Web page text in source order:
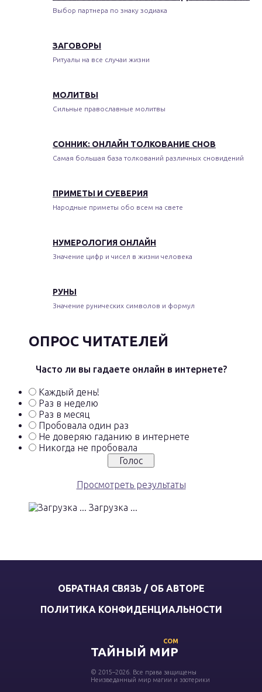
Выбор партнера по знаку зодиака
ЗАГОВОРЫ
Ритуалы на все случаи жизни
МОЛИТВЫ
Сильные православные молитвы
СОННИК: ОНЛАЙН ТОЛКОВАНИЕ СНОВ
Самая большая база толкований различных сновидений
ПРИМЕТЫ И СУЕВЕРИЯ
Народные приметы обо всем на свете
НУМЕРОЛОГИЯ ОНЛАЙН
Значение цифр и чисел в жизни человека
РУНЫ
Значение рунических символов и формул
ОПРОС ЧИТАТЕЛЕЙ
Часто ли вы гадаете онлайн в интернете?
Каждый день!
Раз в неделю
Раз в месяц
Пробовала один раз
Не доверяю гаданию в интернете
Никогда не пробовала
Просмотреть результаты
Загрузка ...
ОБРАТНАЯ СВЯЗЬ / ОБ АВТОРЕ
ПОЛИТИКА КОНФИДЕНЦИАЛЬНОСТИ
ТАЙНЫЙ МИР
COM
© 2015–2026. Все права защищены
Неизведанный мир магии и эзотерики